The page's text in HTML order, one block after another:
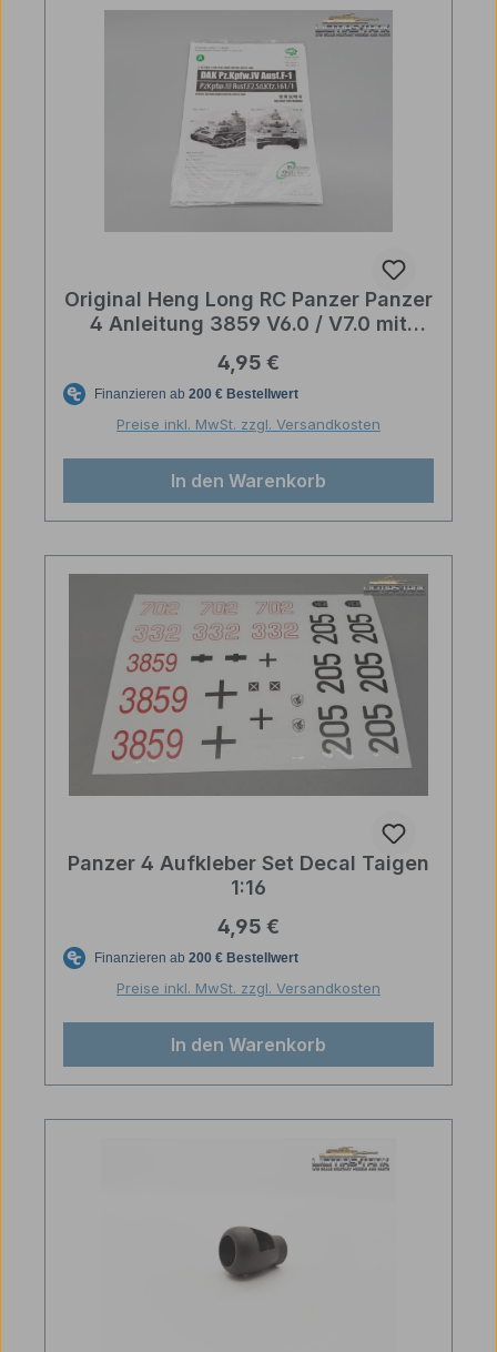
Original Heng Long RC Panzer Panzer
4 Anleitung 3859 V6.0 / V7.0 mit
Regulärer Preis:
4,95 €
Preise inkl. MwSt. zzgl. Versandkosten
In den Warenkorb
Panzer 4 Aufkleber Set Decal Taigen
1:16
Regulärer Preis:
4,95 €
Preise inkl. MwSt. zzgl. Versandkosten
In den Warenkorb